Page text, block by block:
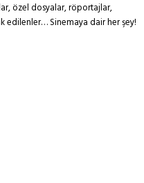
özel dosyalar, röportajlar,
edilenler… Sinemaya dair her şey!